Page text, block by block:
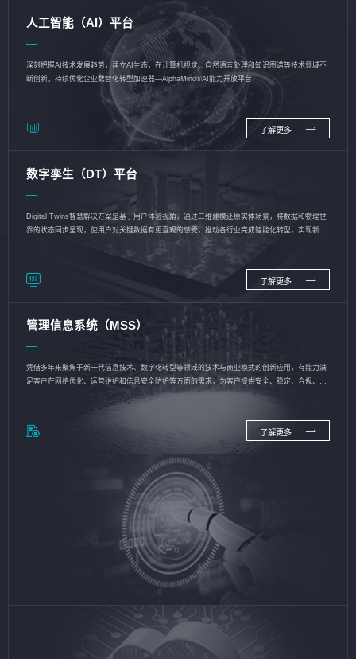
人工智能（AI）平台
深刻把握AI技术发展趋势，建立AI生态，在计算机视觉、自然语言处理和知识图谱等技术领域不
断创新，持续优化企业数智化转型加速器—AlphaMind®AI能力开放平台
了解更多
数字孪生（DT）平台
Digital Twins智慧解决方案是基于用户体验视角，通过三维建模还原实体场景，将数据和物理世
界的状态同步呈现，使用户对关键数据有更直观的感受，推动各行业完成智能化转型，实现新旧
了解更多
管理信息系统（MSS）
凭借多年来聚焦于新一代信息技术、数字化转型等领域的技术与商业模式的创新应用，有能力满
足客户在网络优化、运营维护和信息安全防护等方面的需求，为客户提供安全、稳定、合规、持
了解更多